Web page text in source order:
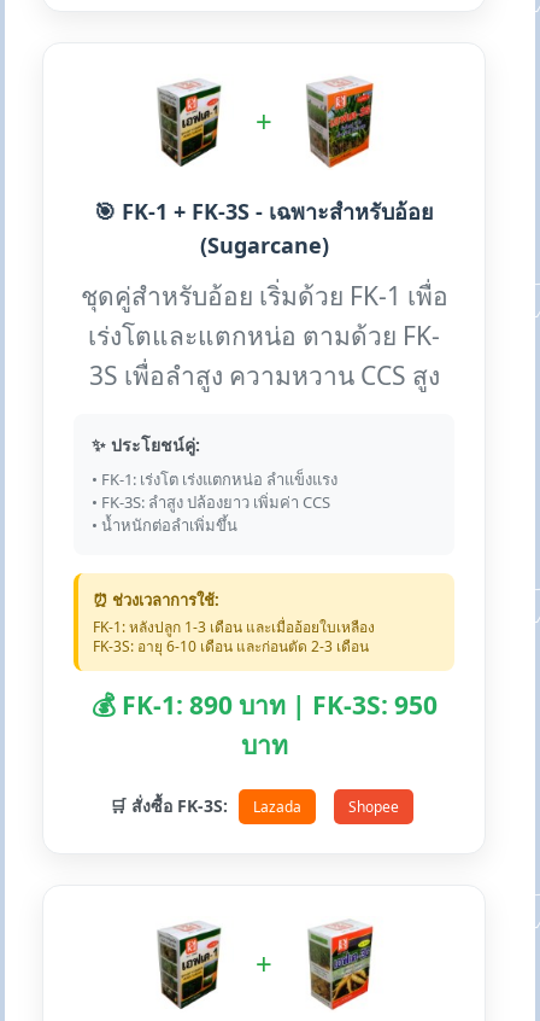
+
🎯 FK-1 + FK-3S - เฉพาะสำหรับอ้อย
(Sugarcane)
ชุดคู่สำหรับอ้อย เริ่มด้วย FK-1 เพื่อ
เร่งโตและแตกหน่อ ตามด้วย FK-
3S เพื่อลำสูง ความหวาน CCS สูง
✨ ประโยชน์คู่:
• FK-1: เร่งโต เร่งแตกหน่อ ลำแข็งแรง
• FK-3S: ลำสูง ปล้องยาว เพิ่มค่า CCS
• น้ำหนักต่อลำเพิ่มขึ้น
⏰ ช่วงเวลาการใช้:
FK-1: หลังปลูก 1-3 เดือน และเมื่ออ้อยใบเหลือง
FK-3S: อายุ 6-10 เดือน และก่อนตัด 2-3 เดือน
💰 FK-1: 890 บาท | FK-3S: 950
บาท
🛒 สั่งซื้อ FK-3S: Lazada Shopee
+